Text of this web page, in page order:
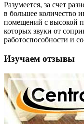
Разумеется, за счет
в большее количество
помещений с высокой
которых звуки от
работоспособности и
Изучаем отзывы